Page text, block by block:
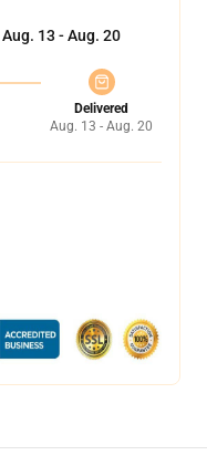
Aug. 13 - Aug. 20
Delivered
Aug. 13 - Aug. 20